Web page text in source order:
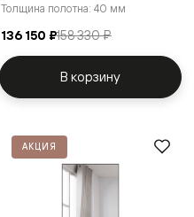
Толщина полотна: 40 мм
136 150 ₽158 330 ₽
В корзину
АКЦИЯ